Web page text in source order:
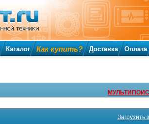
Каталог Как купить? Доставка Оплата
Загрузить